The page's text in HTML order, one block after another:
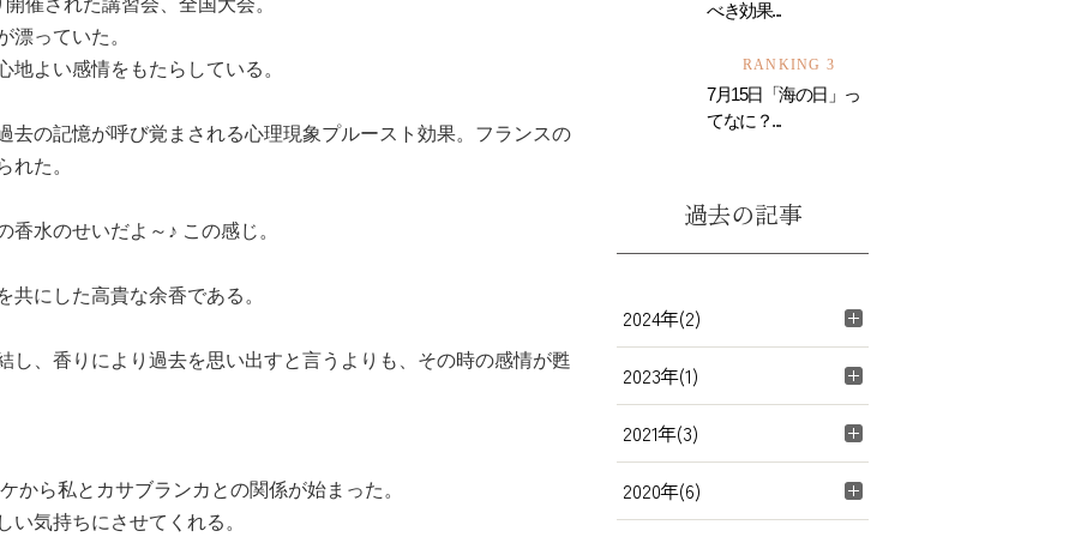
催された講習会、全国大会。
漂っていた。
よい感情をもたらしている。
去の記憶が呼び覚まされる心理現象プルースト効果。フランスの
れた。
水のせいだよ～♪ この感じ。
にした高貴な余香である。
し、香りにより過去を思い出すと言うよりも、その時の感情が甦
から私とカサブランカとの関係が始まった。
気持ちにさせてくれる。
べき効果...
RANKING 3
7月15日「海の日」っ
てなに？...
過去の記事
2024年(2)
2023年(1)
2021年(3)
2020年(6)